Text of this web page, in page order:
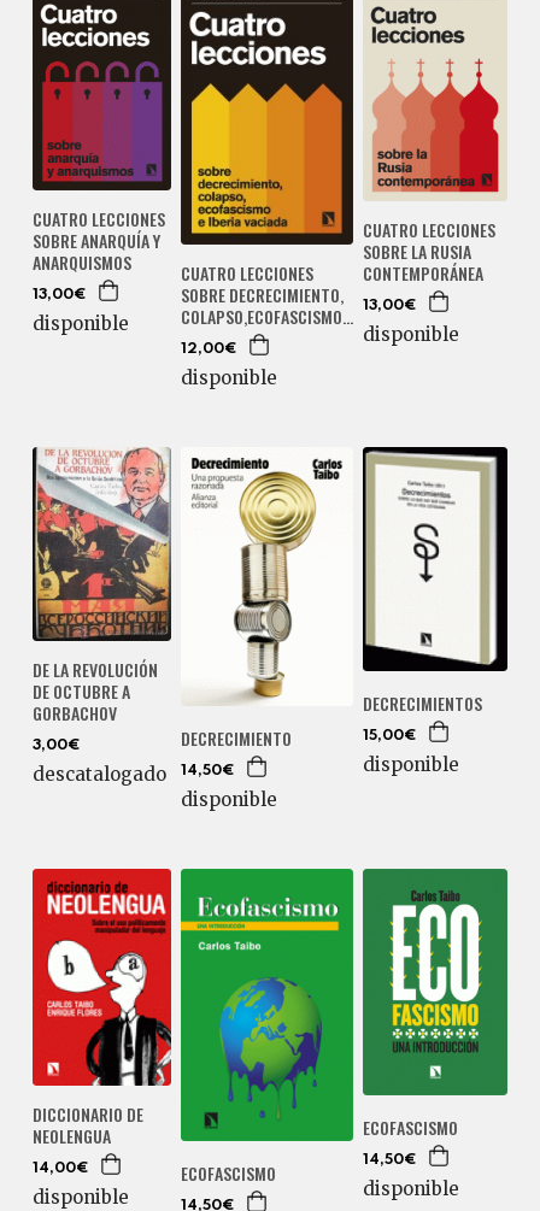
CUATRO LECCIONES
SOBRE ANARQUÍA Y
ANARQUISMOS
13,00€
disponible
CUATRO LECCIONES
SOBRE DECRECIMIENTO,
COLAPSO,ECOFASCISMO...
12,00€
disponible
CUATRO LECCIONES
SOBRE LA RUSIA
CONTEMPORÁNEA
13,00€
disponible
DE LA REVOLUCIÓN
DE OCTUBRE A
GORBACHOV
3,00€
descatalogado
DECRECIMIENTO
14,50€
disponible
DECRECIMIENTOS
15,00€
disponible
DICCIONARIO DE
NEOLENGUA
14,00€
disponible
ECOFASCISMO
14,50€
ECOFASCISMO
14,50€
disponible